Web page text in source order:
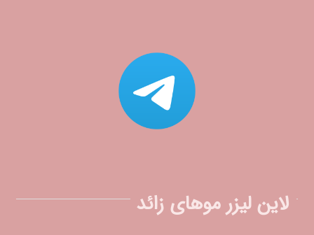
لاین لیزر موهای زائد